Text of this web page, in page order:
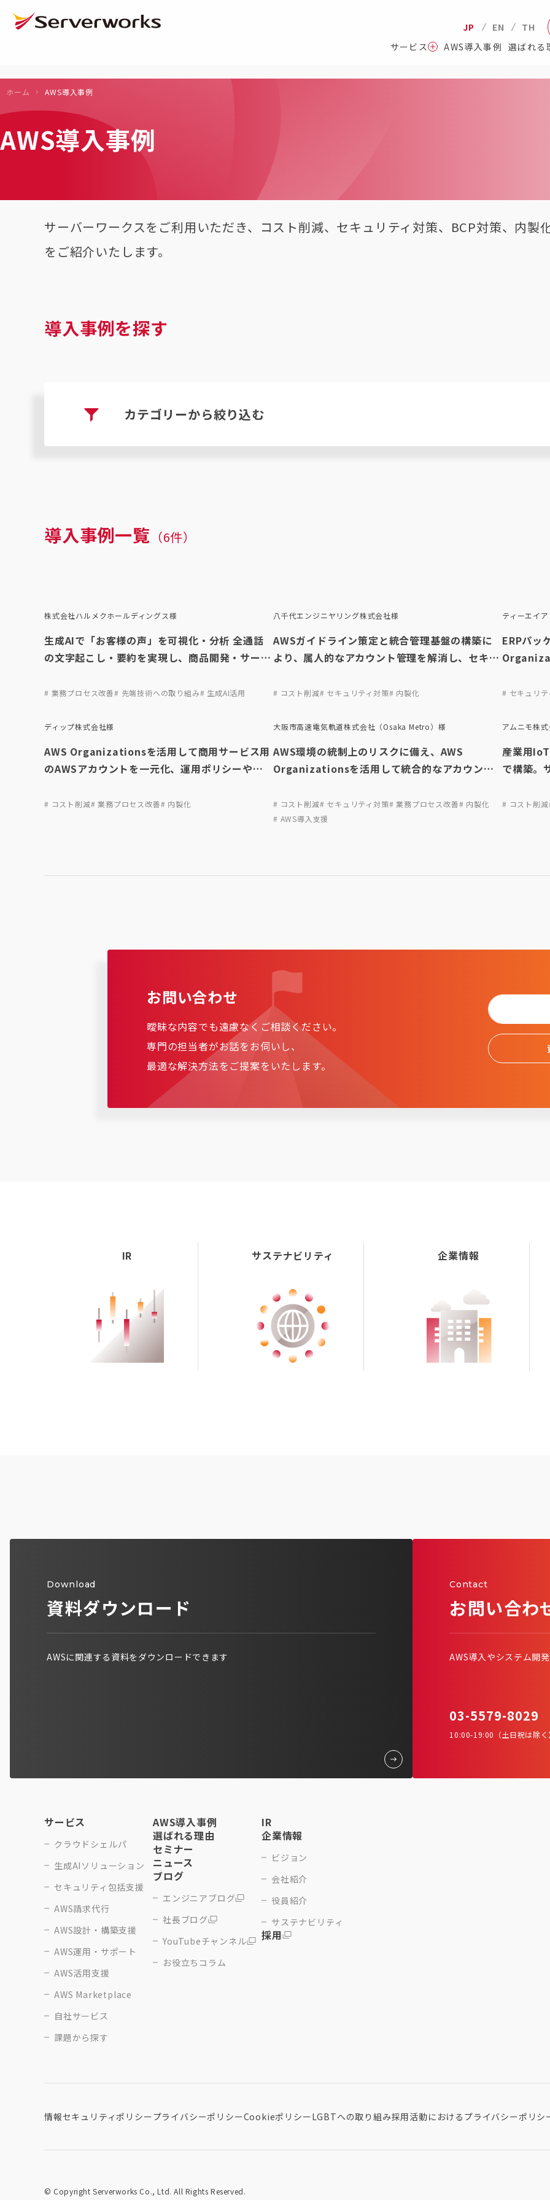
JP EN
TH
サービス
AWS導入事例 選ばれる
ホーム AWS導入事例
AWS導入事例
サーバーワークスをご利用いただき、コスト削減、セキュリティ対策、BCP対策、内製
をご紹介いたします。
導入事例を探す
カテゴリーから絞り込む
導入事例一覧 （6件）
株式会社ハルメクホールディングス様
生成AIで「お客様の声」を可視化・分析 全通話
の文字起こし・要約を実現し、商品開発・サービ
# 業務プロセス改善# 先端技術への取り組み# 生成AI活用
八千代エンジニヤリング株式会社様
AWSガイドライン策定と統合管理基盤の構築に
より、属人的なアカウント管理を解消し、セキュ
# コスト削減# セキュリティ対策# 内製化
ティーエイ
ERPパッ
幅に強化
# セキュリテ
ディップ株式会社様
AWS Organizationsを活用して商用サービス用
のAWSアカウントを一元化、運用ポリシーやセ
# コスト削減# 業務プロセス改善# 内製化
大阪市高速電気軌道株式会社（Osaka Metro）様
AWS環境の統制上のリスクに備え、AWS
Organizationsを活用して統合的なアカウント
化を実現
# コスト削減# セキュリティ対策# 業務プロセス改善# 内製化
# AWS導入支援
アムニモ株
産業用
で構築。
発を実現
# コスト削減
お問い合わせ
曖昧な内容でも遠慮なくご相談ください。
専門の担当者がお話をお伺いし、
最適な解決方法をご提案をいたします。
IR サステナビリティ 企業情報
Download
資料ダウンロード
AWSに関連する資料をダウンロードできます
Contact
お問い合わ
AWS導入やシステム開
03-5579-8029
10:00-19:00（土日祝は除く
サービス
クラウドシェルパ
生成AIソリューション
セキュリティ包括支援
AWS請求代行
AWS設計・構築支援
AWS運用・サポート
AWS活用支援
AWS Marketplace
自社サービス
課題から探す
AWS導入事例
選ばれる理由
セミナー
ニュース
ブログ
エンジニアブログ
社長ブログ
YouTubeチャンネル
お役立ちコラム
IR
企業情報
ビジョン
会社紹介
役員紹介
サステナビリティ
採用
情報セキュリティポリシープライバシーポリシーCookieポリシーLGBTへの取り組み採用活動におけるプライバシーポリシ
© Copyright Serverworks Co., Ltd. All Rights Reserved.